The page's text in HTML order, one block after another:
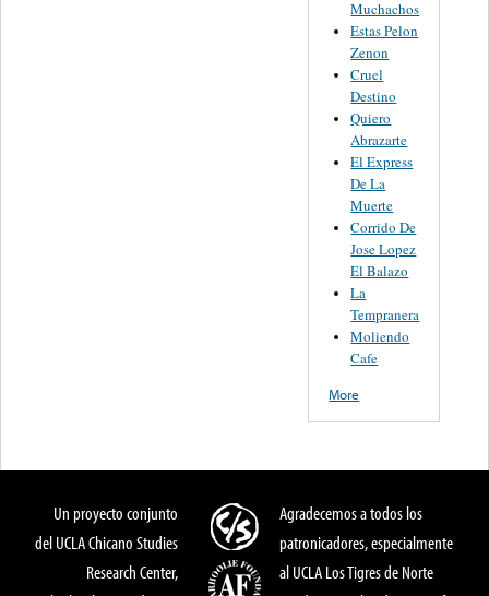
Muchachos
Estas Pelon
Zenon
Cruel
Destino
Quiero
Abrazarte
El Express
De La
Muerte
Corrido De
Jose Lopez
El Balazo
La
Tempranera
Moliendo
Cafe
More
Un proyecto conjunto
del UCLA Chicano Studies
Research Center,
Agradecemos a todos los
patronicadores, especialmente
al UCLA Los Tigres de Norte